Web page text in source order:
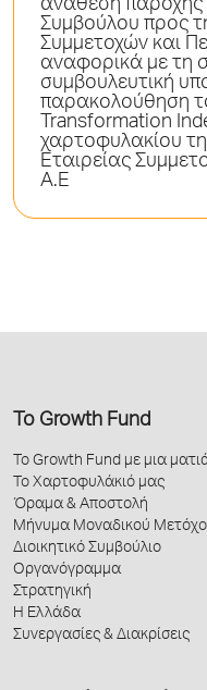
ανάθεση παροχής
Συμβούλου προς
Συμμετοχών και
αναφορικά με τη
συμβουλευτική
παρακολούθηση
Transformation
χαρτοφυλακίου
Εταιρείας
A.E
Το Growth Fund
Το Growth Fund με μια
Το Χαρτοφυλάκιό μας
Όραμα & Αποστολή
Μήνυμα Μοναδικού
Διοικητικό Συμβούλιο
Οργανόγραμμα
Στρατηγική
Η Ελλάδα
Συνεργασίες & Διακρίσεις